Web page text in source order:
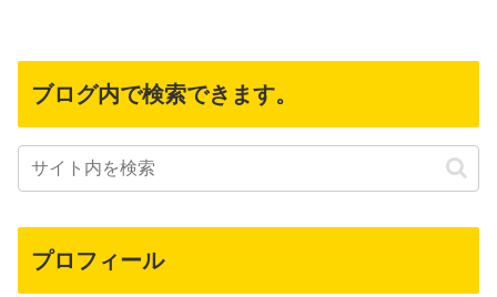
ブログ内で検索できます。
プロフィール